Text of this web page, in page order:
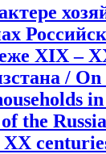
XIX –
/ On
the